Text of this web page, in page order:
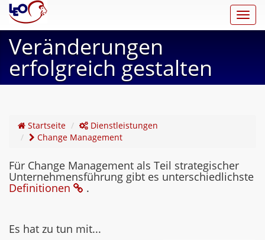
Veränderungen
erfolgreich gestalten
Startseite
Dienstleistungen
Change Management
Für Change Management als Teil strategischer
Unternehmensführung gibt es unterschiedlichste
Definitionen .
Es hat zu tun mit...